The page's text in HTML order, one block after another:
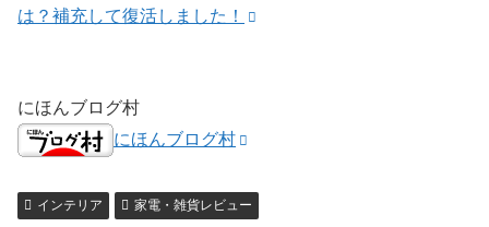
は？補充して復活しました！
にほんブログ村
にほんブログ村
インテリア 家電・雑貨レビュー